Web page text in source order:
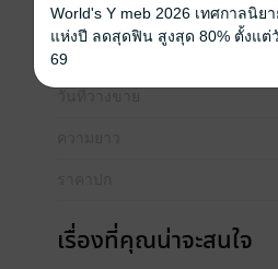
ประเภทไฟล์
เรื่องที่คุณน่าจะสนใจ
World's Y meb 2026 เทศกาลนิย
แห่งปี ลดสุดฟิน สูงสุด 80% ตั้งแต่
69